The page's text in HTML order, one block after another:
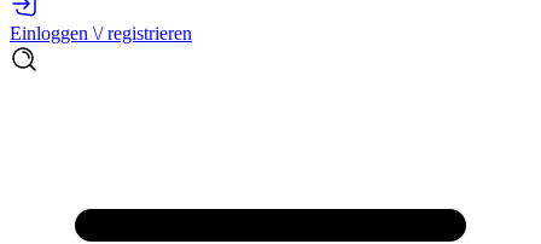
Einloggen \/ registrieren